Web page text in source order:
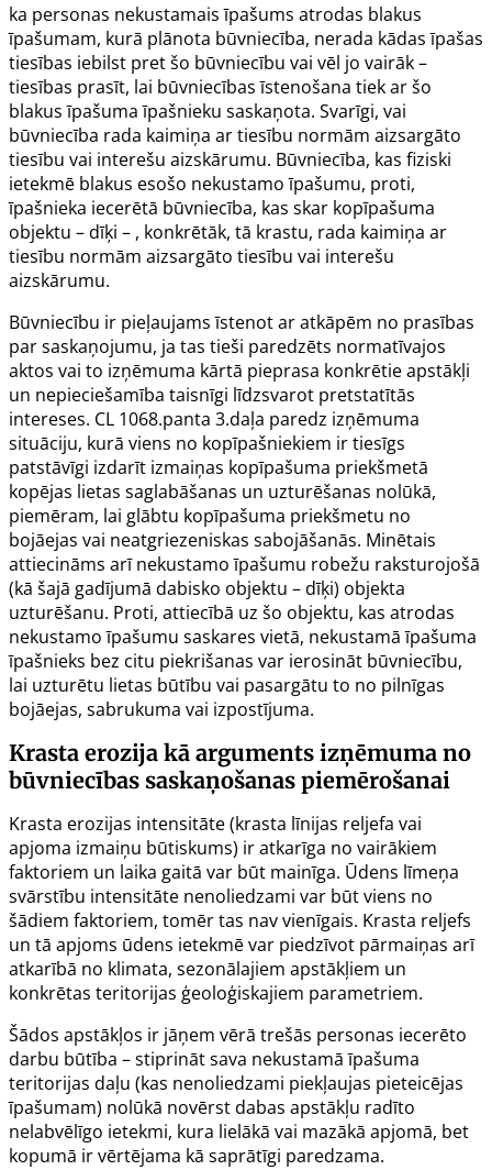
ka personas nekustamais īpašums atrodas blakus
īpašumam, kurā plānota būvniecība, nerada kādas īpašas
tiesības iebilst pret šo būvniecību vai vēl jo vairāk –
tiesības prasīt, lai būvniecības īstenošana tiek ar šo
blakus īpašuma īpašnieku saskaņota. Svarīgi, vai
būvniecība rada kaimiņa ar tiesību normām aizsargāto
tiesību vai interešu aizskārumu. Būvniecība, kas fiziski
ietekmē blakus esošo nekustamo īpašumu, proti,
īpašnieka iecerētā būvniecība, kas skar kopīpašuma
objektu – dīķi – , konkrētāk, tā krastu, rada kaimiņa ar
tiesību normām aizsargāto tiesību vai interešu
aizskārumu.
Būvniecību ir pieļaujams īstenot ar atkāpēm no prasības
par saskaņojumu, ja tas tieši paredzēts normatīvajos
aktos vai to izņēmuma kārtā pieprasa konkrētie apstākļi
un nepieciešamība taisnīgi līdzsvarot pretstatītās
intereses. CL 1068.panta 3.daļa paredz izņēmuma
situāciju, kurā viens no kopīpašniekiem ir tiesīgs
patstāvīgi izdarīt izmaiņas kopīpašuma priekšmetā
kopējas lietas saglabāšanas un uzturēšanas nolūkā,
piemēram, lai glābtu kopīpašuma priekšmetu no
bojāejas vai neatgriezeniskas sabojāšanās. Minētais
attiecināms arī nekustamo īpašumu robežu raksturojošā
(kā šajā gadījumā dabisko objektu – dīķi) objekta
uzturēšanu. Proti, attiecībā uz šo objektu, kas atrodas
nekustamo īpašumu saskares vietā, nekustamā īpašuma
īpašnieks bez citu piekrišanas var ierosināt būvniecību,
lai uzturētu lietas būtību vai pasargātu to no pilnīgas
bojāejas, sabrukuma vai izpostījuma.
Krasta erozija kā arguments izņēmuma no
būvniecības saskaņošanas piemērošanai
Krasta erozijas intensitāte (krasta līnijas reljefa vai
apjoma izmaiņu būtiskums) ir atkarīga no vairākiem
faktoriem un laika gaitā var būt mainīga. Ūdens līmeņa
svārstību intensitāte nenoliedzami var būt viens no
šādiem faktoriem, tomēr tas nav vienīgais. Krasta reljefs
un tā apjoms ūdens ietekmē var piedzīvot pārmaiņas arī
atkarībā no klimata, sezonālajiem apstākļiem un
konkrētas teritorijas ģeoloģiskajiem parametriem.
Šādos apstākļos ir jāņem vērā trešās personas iecerēto
darbu būtība – stiprināt sava nekustamā īpašuma
teritorijas daļu (kas nenoliedzami piekļaujas pieteicējas
īpašumam) nolūkā novērst dabas apstākļu radīto
nelabvēlīgo ietekmi, kura lielākā vai mazākā apjomā, bet
kopumā ir vērtējama kā saprātīgi paredzama.